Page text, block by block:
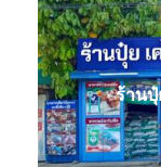
ร้านปุ๋